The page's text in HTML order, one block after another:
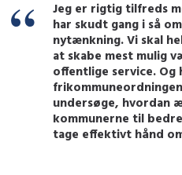
Jeg er rigtig tilfreds
har skudt gang i så
nytænkning. Vi skal
at skabe mest mulig
offentlige service. Og
undersøge, hvordan
kommunerne til
tage effektivt hånd